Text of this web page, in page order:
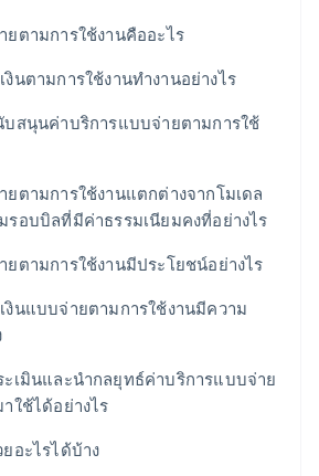
ตามการใช้งานคืออะไร
งินตามการใช้งานทำงานอย่างไร
บสนุนค่าบริการแบบจ่ายตามการใช้
ตามการใช้งานแตกต่างจากโมเดล
รอบบิลที่มีค่าธรรมเนียมคงที่อย่างไร
ตามการใช้งานมีประโยชน์อย่างไร
งินแบบจ่ายตามการใช้งานมีความ
ะเมินและนำกลยุทธ์ค่าบริการแบบจ่าย
ใช้ได้อย่างไร
อะไรได้บ้าง